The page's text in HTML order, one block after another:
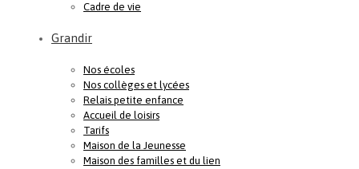
Cadre de vie
Grandir
Nos écoles
Nos collèges et lycées
Relais petite enfance
Accueil de loisirs
Tarifs
Maison de la Jeunesse
Maison des familles et du lien